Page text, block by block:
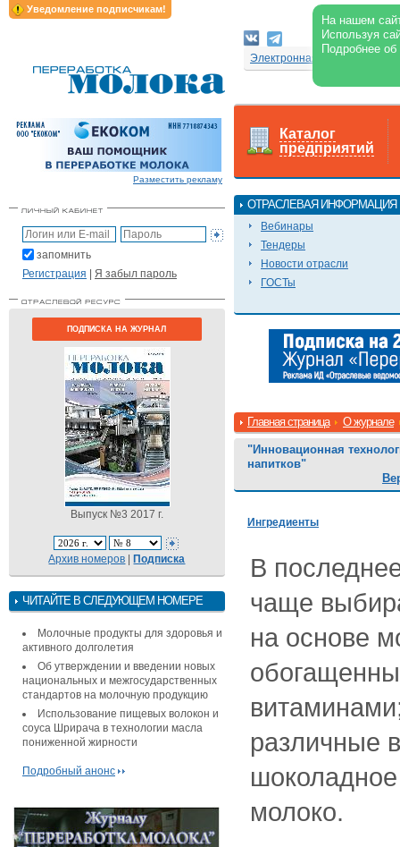
Уведомление подписчикам!
На нашем
Используя
Подробнее
Электронная версия
Разместить рекламу
запомнить
Регистрация | Я забыл пароль
ПОДПИСКА НА ЖУРНАЛ
Выпуск №3 2017 г.
Архив номеров |Подписка
ЧИТАЙТЕ В СЛЕДУЮЩЕМ НОМЕРЕ
Молочные продукты для здоровья и
активного долголетия
Об утверждении и введении новых
национальных и межгосударственных
стандартов на молочную продукцию
Использование пищевых волокон и
соуса Шрирача в технологии масла
пониженной жирности
Подробный анонс
Каталог
предприятий
ОТРАСЛЕВАЯ ИНФОРМАЦИЯ
Вебинары
Тендеры
Новости отрасли
ГОСТы
Главная страница О журнале
"Инновационная
напитков"
Ингредиенты
В
чаще
на основе
различные
молоко.